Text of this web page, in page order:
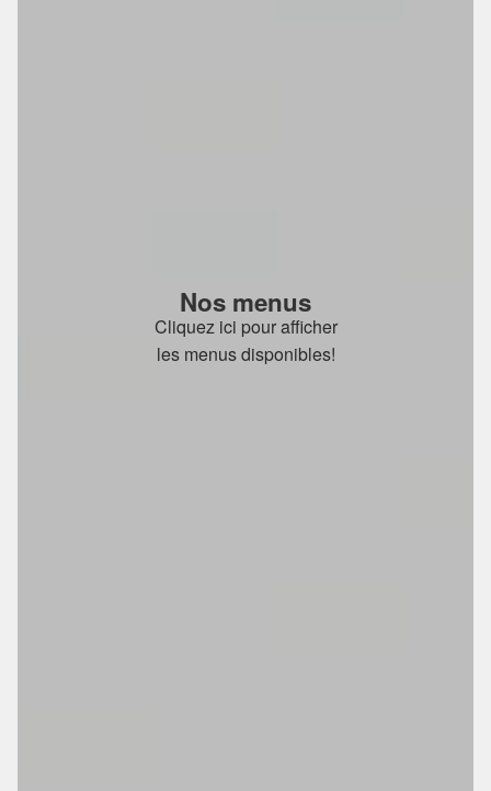
Nos menus
Cliquez ici pour afficher
les menus disponibles!